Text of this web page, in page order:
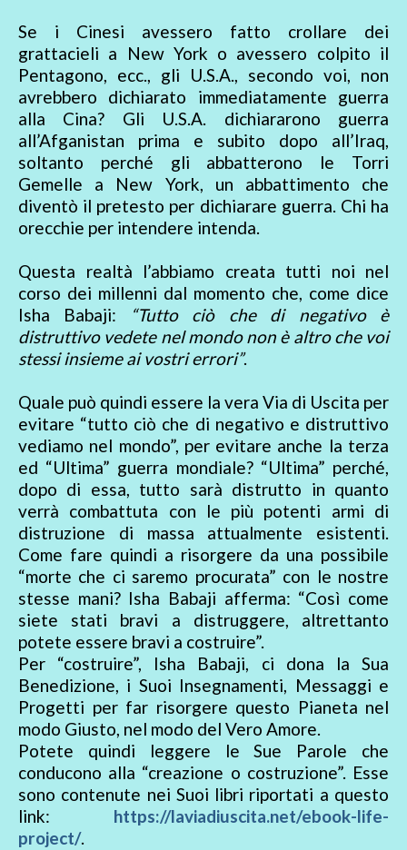
Se i Cinesi avessero fatto crollare dei
grattacieli a New York o avessero colpito il
Pentagono, ecc., gli U.S.A., secondo voi, non
avrebbero dichiarato immediatamente guerra
alla Cina? Gli U.S.A. dichiararono guerra
all’Afganistan prima e subito dopo all’Iraq,
soltanto perché gli abbatterono le Torri
Gemelle a New York, un abbattimento che
diventò il pretesto per dichiarare guerra. Chi ha
orecchie per intendere intenda.
Questa realtà l’abbiamo creata tutti noi nel
corso dei millenni dal momento che, come dice
Isha Babaji:
“Tutto ciò che di negativo è
distruttivo vedete nel mondo non è altro che voi
stessi insieme ai vostri errori”.
Quale può quindi essere la vera Via di Uscita per
evitare “tutto ciò che di negativo e distruttivo
vediamo nel mondo”, per evitare anche la terza
ed “Ultima” guerra mondiale? “Ultima” perché,
dopo di essa, tutto sarà distrutto in quanto
verrà combattuta con le più potenti armi di
distruzione di massa attualmente esistenti.
Come fare quindi a risorgere da una possibile
“morte che ci saremo procurata” con le nostre
stesse mani? Isha Babaji afferma: “Così come
siete stati bravi a distruggere, altrettanto
potete essere bravi a costruire”.
Per “costruire”, Isha Babaji, ci dona la Sua
Benedizione, i Suoi Insegnamenti, Messaggi e
Progetti per far risorgere questo Pianeta nel
modo Giusto, nel modo del Vero Amore.
Potete quindi leggere le Sue Parole che
conducono alla “creazione o costruzione”. Esse
sono contenute nei Suoi libri riportati a questo
link: https://laviadiuscita.net/ebook-life-
project/.